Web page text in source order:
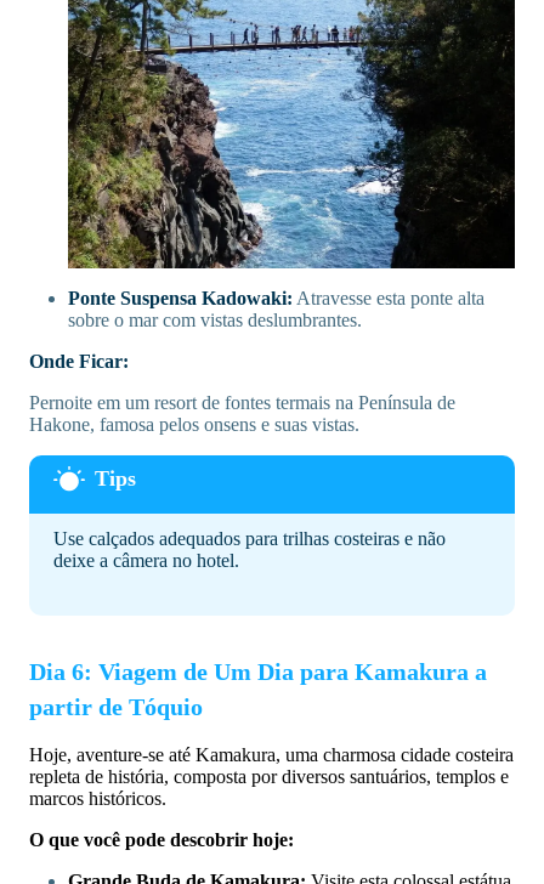
Ponte Suspensa Kadowaki: Atravesse esta ponte alta
sobre o mar com vistas deslumbrantes.
Onde Ficar:
Pernoite em um resort de fontes termais na Península de
Hakone, famosa pelos onsens e suas vistas.
Use calçados adequados para trilhas costeiras e não
deixe a câmera no hotel.
Dia 6: Viagem de Um Dia para Kamakura a
partir de Tóquio
Hoje, aventure-se até Kamakura, uma charmosa cidade costeira
repleta de história, composta por diversos santuários, templos e
marcos históricos.
O que você pode descobrir hoje: